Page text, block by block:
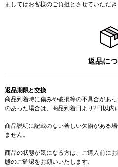
ましてはお客様のご負担とさせていただき
返品に
返品期限と交換
商品到着時に傷みや破損等の不具合があ
のあった場合は、商品到着日より2日以内
商品説明に記載のない著しい欠陥がある
ません。
商品の状態が気になる方は、ご購入前に
態のご確認をお願いいたします。